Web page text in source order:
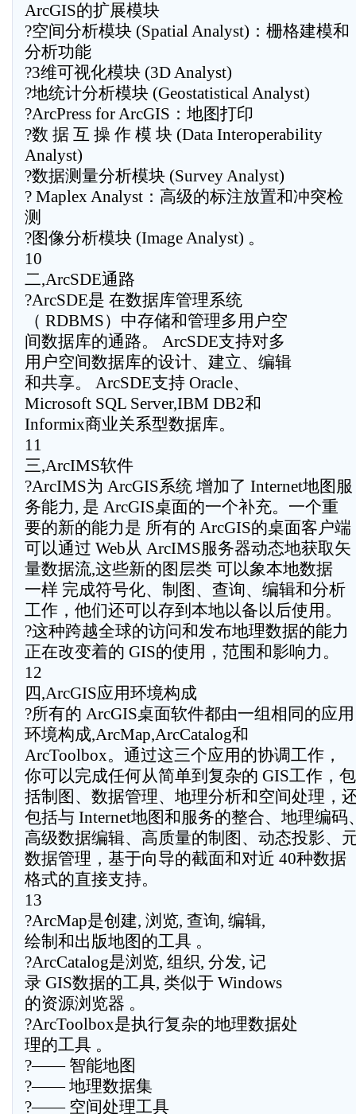
ArcGIS的扩展模块
?空间分析模块 (Spatial Analyst)：栅格建模和
分析功能
?3维可视化模块 (3D Analyst)
?地统计分析模块 (Geostatistical Analyst)
?ArcPress for ArcGIS：地图打印
?数 据 互 操 作 模 块 (Data Interoperability
Analyst)
?数据测量分析模块 (Survey Analyst)
? Maplex Analyst：高级的标注放置和冲突检
测
?图像分析模块 (Image Analyst) 。
10
二,ArcSDE通路
?ArcSDE是 在数据库管理系统
（ RDBMS）中存储和管理多用户空
间数据库的通路。 ArcSDE支持对多
用户空间数据库的设计、建立、编辑
和共享。 ArcSDE支持 Oracle、
Microsoft SQL Server,IBM DB2和
Informix商业关系型数据库。
11
三,ArcIMS软件
?ArcIMS为 ArcGIS系统 增加了 Internet地图服
务能力, 是 ArcGIS桌面的一个补充。一个重
要的新的能力是 所有的 ArcGIS的桌面客户端
可以通过 Web从 ArcIMS服务器动态地获取矢
量数据流,这些新的图层类 可以象本地数据
一样 完成符号化、制图、查询、编辑和分析
工作，他们还可以存到本地以备以后使用。
?这种跨越全球的访问和发布地理数据的能力
正在改变着的 GIS的使用，范围和影响力。
12
四,ArcGIS应用环境构成
?所有的 ArcGIS桌面软件都由一组相同的应用
环境构成,ArcMap,ArcCatalog和
ArcToolbox。通过这三个应用的协调工作，
你可以完成任何从简单到复杂的 GIS工作，包
括制图、数据管理、地理分析和空间处理，
包括与 Internet地图和服务的整合、地理编码
高级数据编辑、高质量的制图、动态投影、
数据管理，基于向导的截面和对近 40种数据
格式的直接支持。
13
?ArcMap是创建, 浏览, 查询, 编辑,
绘制和出版地图的工具 。
?ArcCatalog是浏览, 组织, 分发, 记
录 GIS数据的工具, 类似于 Windows
的资源浏览器 。
?ArcToolbox是执行复杂的地理数据处
理的工具 。
?—— 智能地图
?—— 地理数据集
?—— 空间处理工具